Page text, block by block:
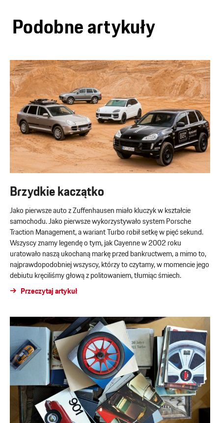
Podobne artykuły
Brzydkie kaczątko
Jako pierwsze auto z Zuffenhausen miało kluczyk w kształcie
samochodu. Jako pierwsze wykorzystywało system Porsche
Traction Management, a wariant Turbo robił setkę w pięć sekund.
Wszyscy znamy legendę o tym, jak Cayenne w 2002 roku
uratowało naszą ukochaną markę przed bankructwem, a mimo to,
najprawdopodobniej wszyscy, którzy to czytamy, w momencie jego
debiutu kręciliśmy głową z politowaniem, tłumiąc śmiech.
Przeczytaj artykuł